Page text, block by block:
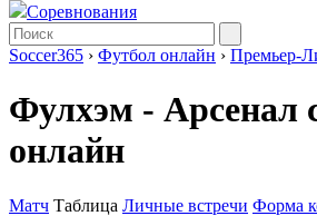
Соревнования
Soccer365 › Футбол онлайн › Премьер-
Фулхэм - Арсенал
онлайн
Матч Таблица Личные встречи Форма